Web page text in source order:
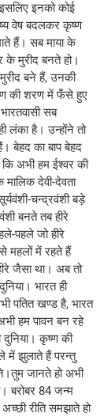
इनको कोई
वेष बदलकर कृष्ण
हैं। सब माया के
के मुरीद बनते हो।
बने हैं, उनकी
की शरण में फँसे हुए
सब
लंका है। उन्होंने तो
बेहद का बाप बेहद
अभी हम ईश्वर की
देवी-देवता
चन्द्रवंशी बड़े
बनते तब हीरे
पहले जो हीरे
महलों में रहते हैं
जैसा था। अब तो
भारत ही
पतित खण्ड है, भारत
हम पावन बन रहे
दुनिया। कृष्ण की
में झुलाते हैं परन्तु
जानते हो अभी
बरोबर 84 जन्म
रीति समझाते हो